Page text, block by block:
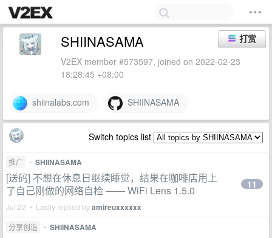
打赏
SHIINASAMA
V2EX member #573597, joined on 2022-02-23
18:28:45 +08:00
shiinalabs.com SHIINASAMA
Switch topics list
推广 • SHIINASAMA
[送码] 不想在休息日继续睡觉，结果在咖啡店用上
了自己刚做的网络自检 —— WiFi Lens 1.5.0
Jul 22 • Lastly replied byamireuxxxxxx
11
分享创造 • SHIINASAMA